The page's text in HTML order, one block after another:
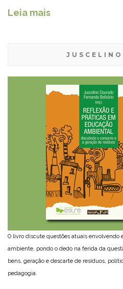
Leia mais
O livro discute questões atuais envolvendo
ambiente, pondo o dedo na ferida da
bens, geração e descarte de resíduos,
pedagogia.